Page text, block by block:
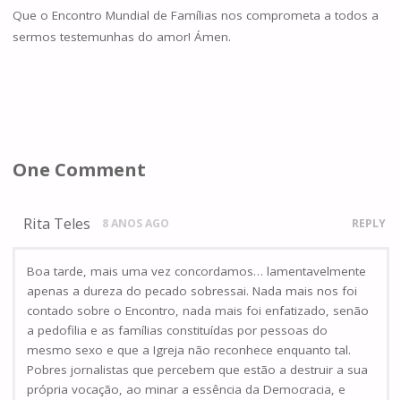
Que o Encontro Mundial de Famílias nos comprometa a todos a
sermos testemunhas do amor! Ámen.
One Comment
Rita Teles 8 ANOS AGO REPLY
Boa tarde, mais uma vez concordamos… lamentavelmente
apenas a dureza do pecado sobressai. Nada mais nos foi
contado sobre o Encontro, nada mais foi enfatizado, senão
a pedofilia e as famílias constituídas por pessoas do
mesmo sexo e que a Igreja não reconhece enquanto tal.
Pobres jornalistas que percebem que estão a destruir a sua
própria vocação, ao minar a essência da Democracia, e